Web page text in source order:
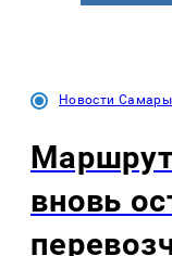
Новости Самары
вновь